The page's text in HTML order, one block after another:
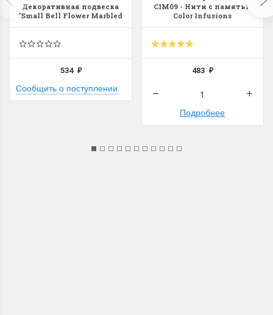
нитки и схема, всё в
отличном состоянии.
1 апреля 2026 14:55
Красивый
комплектация
1 апреля 2026
Декоративная подвеска
"Small Bell Flower Marbled
534 ₽
Сообщить о поступлении
CIM09 - Нити с памятью
Color Infusions
483₽
Подробнее